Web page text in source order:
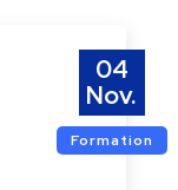
04
Nov.
Formation